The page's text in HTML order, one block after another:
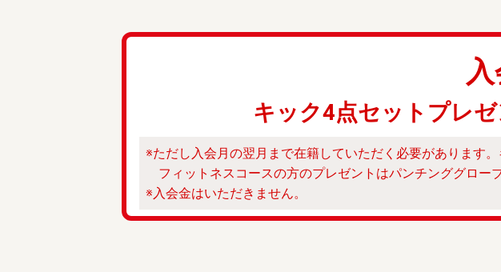
入
キック4点セットプレ
※ただし入会月の翌月まで在籍していただく必要があります
フィットネスコースの方のプレゼントはパンチンググロー
※入会金はいただきません。